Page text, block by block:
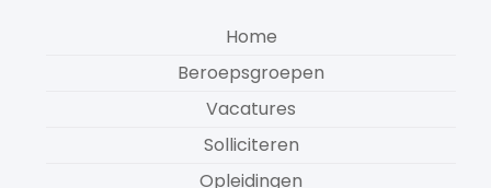
Home
Beroepsgroepen
Vacatures
Solliciteren
Opleidingen